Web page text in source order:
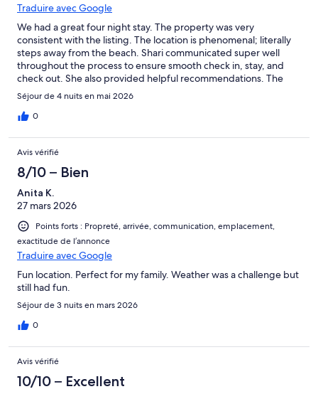
Traduire avec Google
We had a great four night stay. The property was very
consistent with the listing. The location is phenomenal; literally
steps away from the beach. Shari communicated super well
throughout the process to ensure smooth check in, stay, and
check out. She also provided helpful recommendations. The
place itself was very comfortable and had everything we
needed. Location was a very short drive into town. Highly
recommend for anyone staying in Kailua.
Séjour de 4 nuits en mai 2026
0
Avis vérifié
8/10 – Bien
Anita K.
27 mars 2026
Points forts : Propreté, arrivée, communication, emplacement,
exactitude de l’annonce
Traduire avec Google
Fun location. Perfect for my family. Weather was a challenge but
still had fun.
Séjour de 3 nuits en mars 2026
0
Avis vérifié
10/10 – Excellent